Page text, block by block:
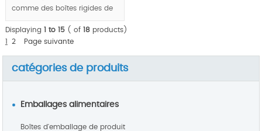
comme des boîtes rigides de
cosmétiques |, mais peut être
un emballage plat pour
réduire les transports coûtent
considérablement.
MOQ:1000pcs.
Displaying 1 to 15( of 18products)
1
2 Page suivante
catégories de produits
Emballages alimentaires
Boîtes d'emballage de produit